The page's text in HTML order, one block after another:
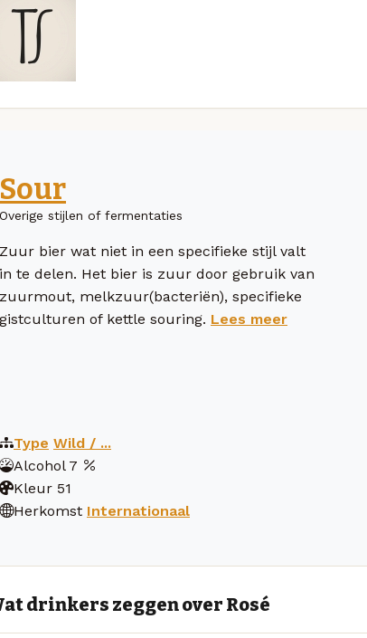
Sour
Overige stijlen of fermentaties
Zuur bier wat niet in een specifieke stijl valt
in te delen. Het bier is zuur door gebruik van
zuurmout, melkzuur(bacteriën), specifieke
gistculturen of kettle souring. Lees meer
Type Wild / ...
Alcohol 7
Kleur 51
Herkomst Internationaal
drinkers zeggen over Rosé